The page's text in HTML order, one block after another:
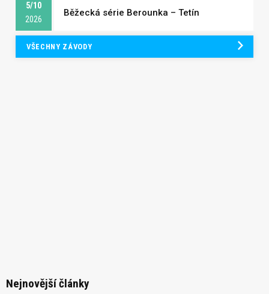
5/10
2026
Běžecká série Berounka – Tetín
VŠECHNY ZÁVODY
Nejnovější články